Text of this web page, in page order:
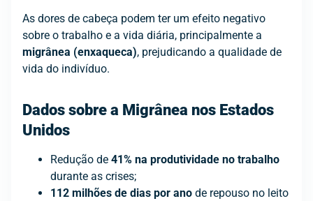
As dores de cabeça podem ter um efeito negativo
sobre o trabalho e a vida diária, principalmente a
migrânea (enxaqueca), prejudicando a qualidade de
vida do indivíduo.
Dados sobre a Migrânea nos Estados
Unidos
Redução de 41% na produtividade no trabalho
durante as crises;
112 milhões de dias por ano de repouso no leito